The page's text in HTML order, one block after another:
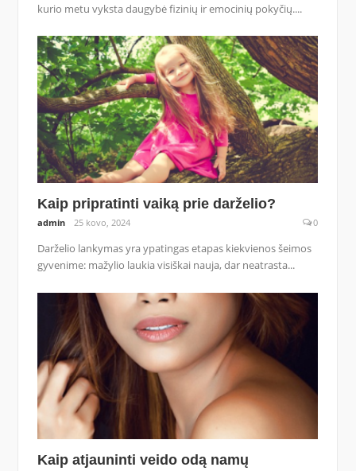
kurio metu vyksta daugybė fizinių ir emocinių pokyčių....
Kaip pripratinti vaiką prie darželio?
admin 25 kovo, 2024 0
Darželio lankymas yra ypatingas etapas kiekvienos šeimos
gyvenime: mažylio laukia visiškai nauja, dar neatrasta...
Kaip atjauninti veido odą namų